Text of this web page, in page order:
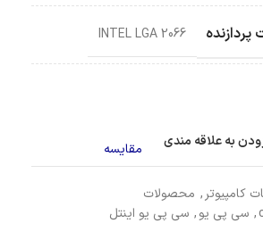
INTEL LGA 2066
به علاقه مندی مقایسه
کامپیوتر , محصولات
, سی پی یو, سی پی یو اینتل